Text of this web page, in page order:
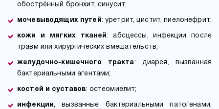
обострённый бронхит, синусит;
мочевыводящих путей : уретрит, цистит, пиелонефрит;
кожи и мягких тканей : абсцессы, инфекции после
травм или хирургических вмешательств;
желудочно-кишечного тракта: диарея, вызванная
бактериальными агентами;
костей и суставов: остеомиелит;
инфекции, вызванные бактериальными патогенами,